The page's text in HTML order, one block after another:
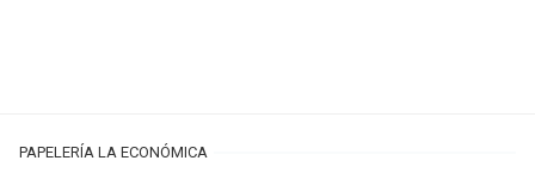
PAPELERÍA LA ECONÓMICA